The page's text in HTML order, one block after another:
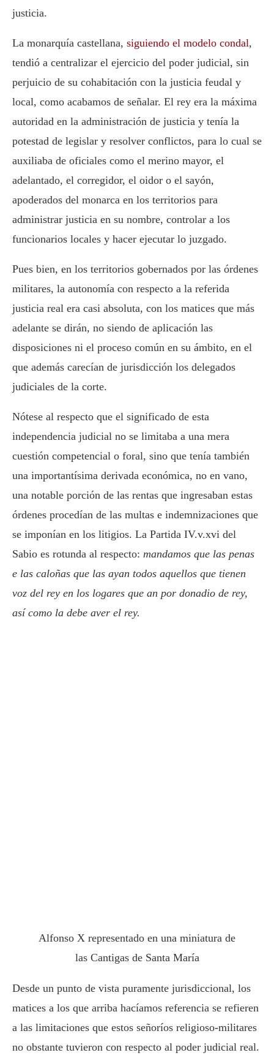
justicia.
La monarquía castellana, siguiendo el modelo condal,
tendió a centralizar el ejercicio del poder judicial, sin
perjuicio de su cohabitación con la justicia feudal y
local, como acabamos de señalar. El rey era la máxima
autoridad en la administración de justicia y tenía la
potestad de legislar y resolver conflictos, para lo cual se
auxiliaba de oficiales como el merino mayor, el
adelantado, el corregidor, el oidor o el sayón,
apoderados del monarca en los territorios para
administrar justicia en su nombre, controlar a los
funcionarios locales y hacer ejecutar lo juzgado.
Pues bien, en los territorios gobernados por las órdenes
militares, la autonomía con respecto a la referida
justicia real era casi absoluta, con los matices que más
adelante se dirán, no siendo de aplicación las
disposiciones ni el proceso común en su ámbito, en el
que además carecían de jurisdicción los delegados
judiciales de la corte.
Nótese al respecto que el significado de esta
independencia judicial no se limitaba a una mera
cuestión competencial o foral, sino que tenía también
una importantísima derivada económica, no en vano,
una notable porción de las rentas que ingresaban estas
órdenes procedían de las multas e indemnizaciones que
se imponían en los litigios. La Partida IV.v.xvi del
Sabio es rotunda al respecto: mandamos que las penas
e las caloñas que las ayan todos aquellos que tienen
voz del rey en los logares que an por donadio de rey,
así como la debe aver el rey.
Alfonso X representado en una miniatura de
las Cantigas de Santa María
Desde un punto de vista puramente jurisdiccional, los
matices a los que arriba hacíamos referencia se refieren
a las limitaciones que estos señoríos religioso-militares
no obstante tuvieron con respecto al poder judicial real.